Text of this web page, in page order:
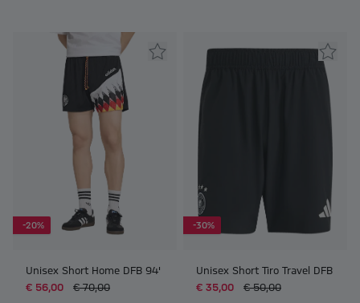
-20%
Unisex Short Home DFB 94'
€ 56,00
€ 70,00
-30%
Unisex Short Tiro Travel DFB
€ 35,00
€ 50,00